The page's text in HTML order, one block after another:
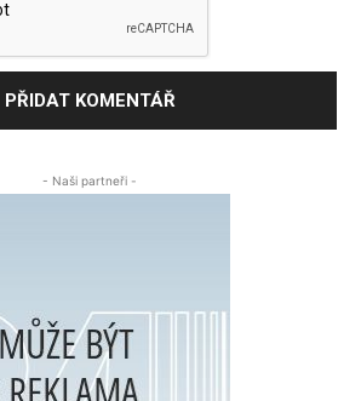
- Naši partneři -